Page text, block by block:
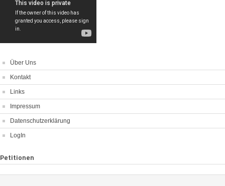
Über Uns
Kontakt
Links
Impressum
Datenschutzerklärung
LogIn
Petitionen